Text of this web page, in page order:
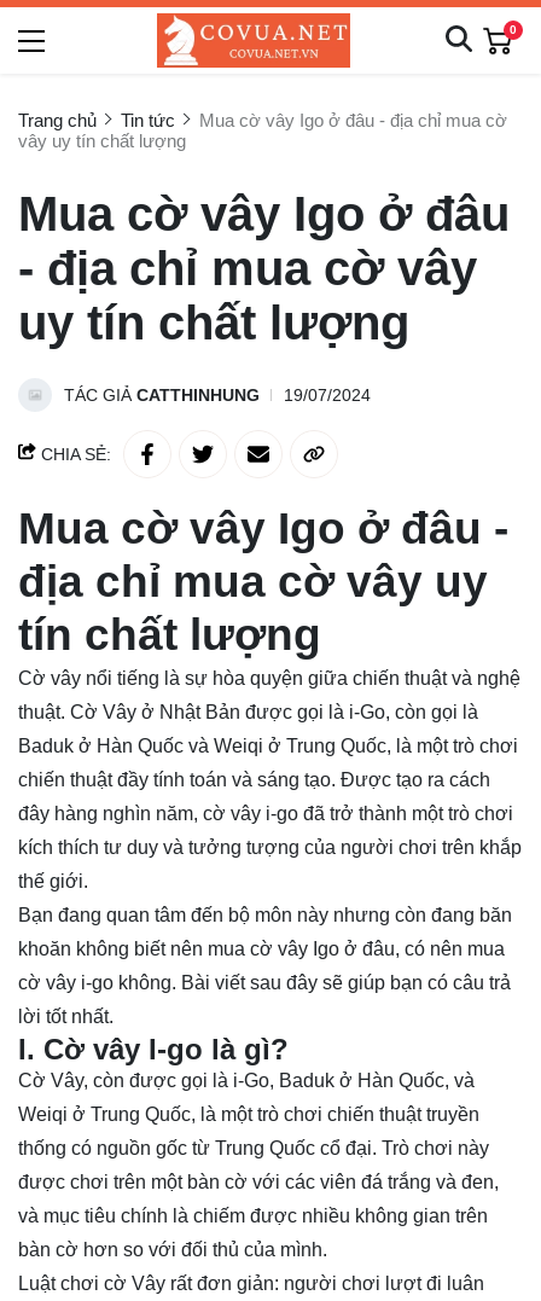
0
Trang chủ Tin tức
Mua cờ vây Igo ở đâu - địa chỉ mua cờ
vây uy tín chất lượng
Mua cờ vây Igo ở đâu
- địa chỉ mua cờ vây
uy tín chất lượng
TÁC GIẢCATTHINHUNG 19/07/2024
CHIA SẺ:
Mua cờ vây Igo ở đâu -
địa chỉ mua cờ vây uy
tín chất lượng
Cờ vây nổi tiếng là sự hòa quyện giữa chiến thuật và nghệ
thuật. Cờ Vây ở Nhật Bản được gọi là i-Go, còn gọi là
Baduk ở Hàn Quốc và Weiqi ở Trung Quốc, là một trò chơi
chiến thuật đầy tính toán và sáng tạo. Được tạo ra cách
đây hàng nghìn năm, cờ vây i-go đã trở thành một trò chơi
kích thích tư duy và tưởng tượng của người chơi trên khắp
thế giới.
Bạn đang quan tâm đến bộ môn này nhưng còn đang băn
khoăn không biết nên mua cờ vây Igo ở đâu, có nên mua
cờ vây i-go không. Bài viết sau đây sẽ giúp bạn có câu trả
lời tốt nhất.
I. Cờ vây I-go là gì?
Cờ Vây, còn được gọi là i-Go, Baduk ở Hàn Quốc, và
Weiqi ở Trung Quốc, là một trò chơi chiến thuật truyền
thống có nguồn gốc từ Trung Quốc cổ đại. Trò chơi này
được chơi trên một bàn cờ với các viên đá trắng và đen,
và mục tiêu chính là chiếm được nhiều không gian trên
bàn cờ hơn so với đối thủ của mình.
Luật chơi cờ Vây rất đơn giản: người chơi lượt đi luân